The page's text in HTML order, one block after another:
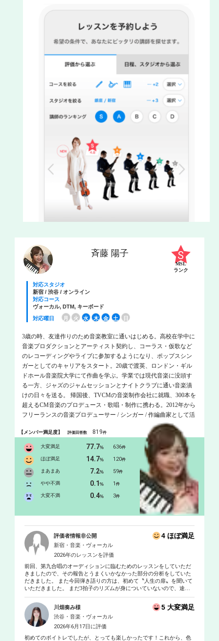
斉藤 陽子
MSL
ランク
対応スタジオ
新宿 / 渋谷 / オンライン
対応コース
ヴォーカル, DTM, キーボード
対応曜日
月 火 水 木 金 土 日
3歳の時、友達作りのため音楽教室に通いはじめる。高校在学中に
音楽プロダクションとアーティスト契約し、コーラス・仮歌など
のレコーディングやライブに参加するようになり、ポップスシン
ガーとしてのキャリアをスタート。20歳で渡英、ロンドン・ギル
ドホール音楽院大学にて作曲を学ぶ。学業では現代音楽に没頭す
る一方、ジャズのジャムセッションとナイトクラブに通い音楽漬
けの日々を送る。 帰国後、TVCMの音楽制作会社に就職、300本を
超えるCM音楽のプロデュース・歌唱・制作に携わる。2012年から
フリーランスの音楽プロデューサー / シンガー / 作編曲家として活
動を開始。 2013年にはNHK「みんなのうた」にて歌唱楽曲がオン
エア。世界的有名企業のCMソング、サウンドロゴなど数多くの
CM歌唱を手掛けており、まさに「声のプロ」。誰もがテレビで一
度は耳にしたことのある声の持ち主です！ 学生の頃から歌や作曲
を教えることが大好きで、プライベートレッスンにて多くの生徒
さんをお教えしてきました。 POPSはもちろん、ジャズ、クラシッ
クなどの多彩な要素を効率よくレッスンに組み込んでおります。
また、レコーディングディレクターとしても日々現場に立ってお
りますので、生徒さんひとりひとりに合った一番輝ける歌い方、
体の使い方、心の持ち方を引き出すことが何よりも得意です！生
ます！！ 「オンラインレッスンをご希望の会員様へ」 オンライン
レッスンについて https://www.dropbox.com/s/zw6dyvryr23gn4v/ DTM
使用ソフト：protools/Logic/Cubass/Sibelius/Finale
【メンバー満足度】評価回答数 819件
大変満足 77.7% 636件
ほぼ満足 14.7% 120件
まあまあ 7.2% 59件
やや不満 0.1% 1件
大変不満 0.4% 3件
評価者情報非公開 4 ほぼ満足
新宿・音楽・ヴォーカル
2026年のレッスンを評価
前回、第九合唱のオーディションに臨むためのレッスンをしていただ
きましたので、その報告とうまくいかなかった部分の分析をしていた
だきました。 また今回弾き語りの方は、初めて〝人生の扉〟を聞いて
いただきました。 まだ3拍子のリズムが身についていないので、途中
手と左手を使って、違うリズムを同時に刻む練習方法を教えていただ
きました。 ギターを持たなくてもできるので、継続してやってみよう
と思います。
川畑奏み様 5 大変満足
渋谷・音楽・ヴォーカル
2026年6月17日に評価
初めてのボイトレでしたが、とっても楽しかったです！これから、色